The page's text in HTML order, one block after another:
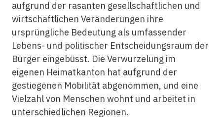
aufgrund der rasanten gesellschaftlichen und
wirtschaftlichen Veränderungen ihre
ursprüngliche Bedeutung als umfassender
Lebens- und politischer Entscheidungsraum der
Bürger eingebüsst. Die Verwurzelung im
eigenen Heimatkanton hat aufgrund der
gestiegenen Mobilität abgenommen, und eine
Vielzahl von Menschen wohnt und arbeitet in
unterschiedlichen Regionen.